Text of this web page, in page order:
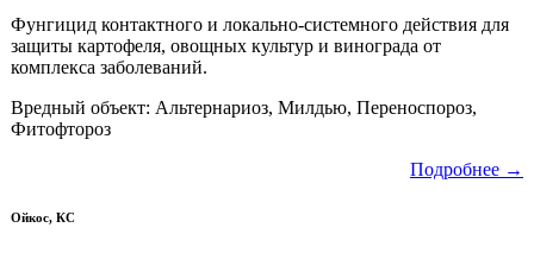
Фунгицид контактного и локально-системного действия для
защиты картофеля, овощных культур и винограда от
комплекса заболеваний.
Вредный объект: Альтернариоз, Милдью, Переноспороз,
Фитофтороз
Подробнее →
Ойкос, КС